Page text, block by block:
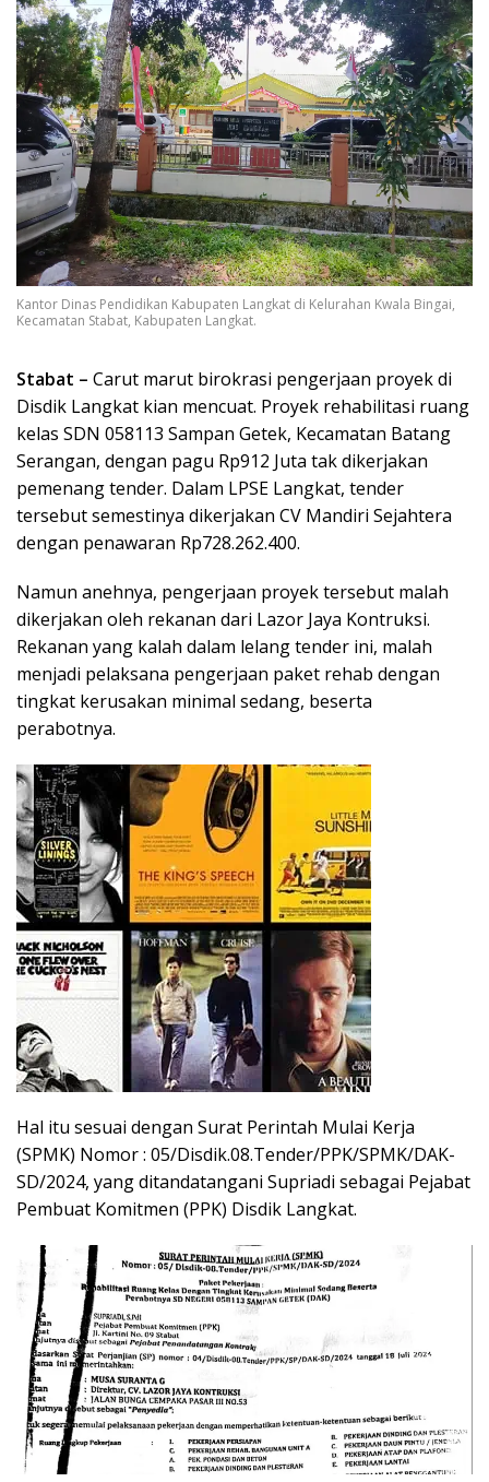
Kantor Dinas Pendidikan Kabupaten Langkat di Kelurahan Kwala Bingai,
Kecamatan Stabat, Kabupaten Langkat.
Stabat – Carut marut birokrasi pengerjaan proyek di
Disdik Langkat kian mencuat. Proyek rehabilitasi ruang
kelas SDN 058113 Sampan Getek, Kecamatan Batang
Serangan, dengan pagu Rp912 Juta tak dikerjakan
pemenang tender. Dalam LPSE Langkat, tender
tersebut semestinya dikerjakan CV Mandiri Sejahtera
dengan penawaran Rp728.262.400.
Namun anehnya, pengerjaan proyek tersebut malah
dikerjakan oleh rekanan dari Lazor Jaya Kontruksi.
Rekanan yang kalah dalam lelang tender ini, malah
menjadi pelaksana pengerjaan paket rehab dengan
tingkat kerusakan minimal sedang, beserta
perabotnya.
Hal itu sesuai dengan Surat Perintah Mulai Kerja
(SPMK) Nomor : 05/Disdik.08.Tender/PPK/SPMK/DAK-
SD/2024, yang ditandatangani Supriadi sebagai Pejabat
Pembuat Komitmen (PPK) Disdik Langkat.